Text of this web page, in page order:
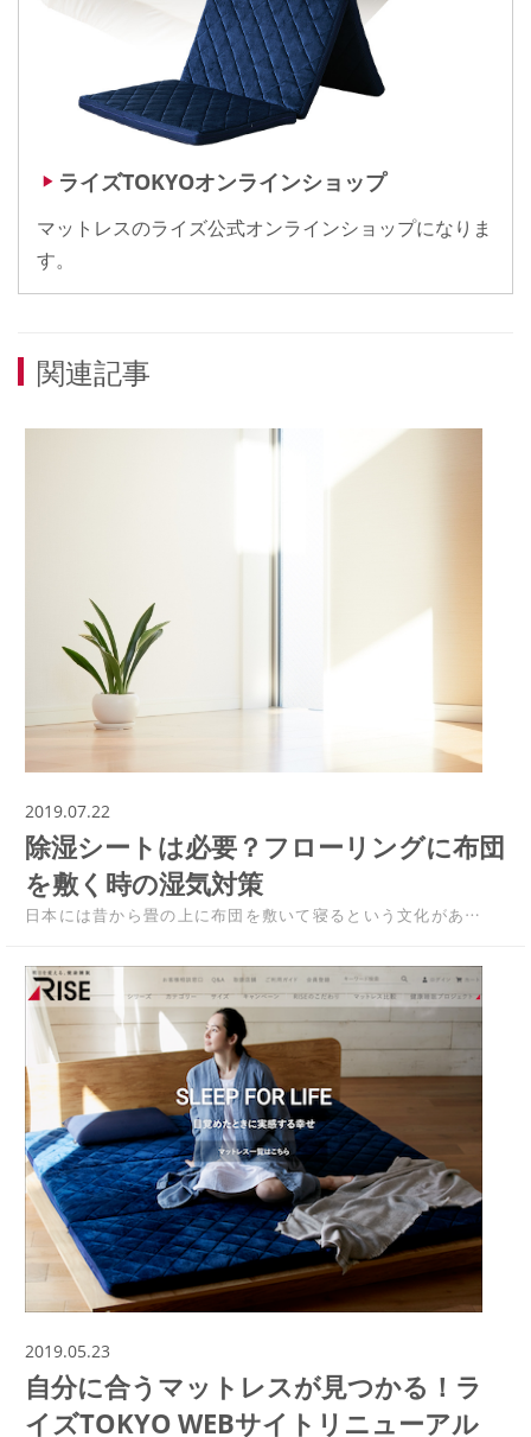
▶ ライズTOKYOオンラインショップ
マットレスのライズ公式オンラインショップになりま
す。
関連記事
2019.07.22
除湿シートは必要？フローリングに布団
を敷く時の湿気対策
日本には昔から畳の上に布団を敷いて寝るという文化があ…
2019.05.23
自分に合うマットレスが見つかる！ラ
イズTOKYO WEBサイトリニューアル